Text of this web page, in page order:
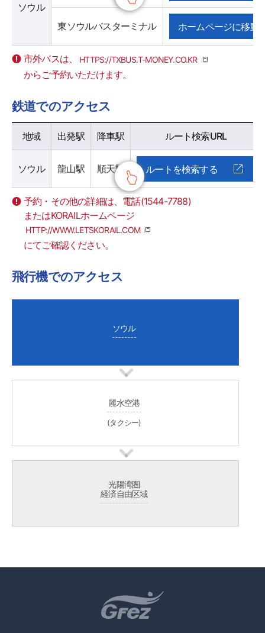
ソウル
東ソウルバスターミナル ホームページに移動
市外バスは、 HTTPS://TXBUS.T-MONEY.CO.KR
からご予約いただけます。
鉄道でのアクセス
鉄道でのアクセス - 地域, 出発駅, バスターミナルホームページ 정보 제공
地域
出発駅 降車駅 ルート検索URL
ソウル 龍山駅 順天駅 ルートを検索する
予約・その他の詳細は、電話(1544-7788)
またはKORAILホームページ
HTTP://WWW.LETSKORAIL.COM
にてご確認ください。
飛行機でのアクセス
ソウル
麗水空港
(タクシー)
光陽湾圏
経済自由区域